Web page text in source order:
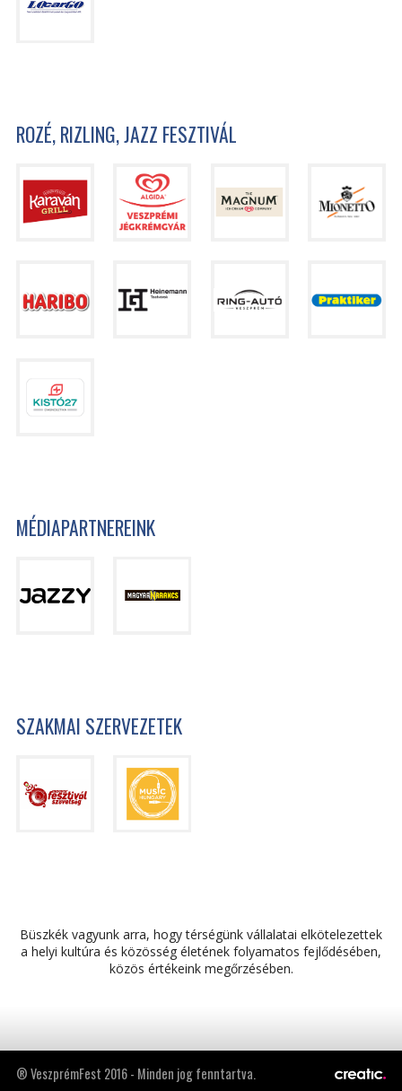
ROZÉ, RIZLING, JAZZ FESZTIVÁL
MÉDIAPARTNEREINK
SZAKMAI SZERVEZETEK
Büszkék vagyunk arra, hogy térségünk vállalatai elkötelezettek
a helyi kultúra és közösség életének folyamatos fejlődésében,
közös értékeink megőrzésében.
® VeszprémFest 2016 - Minden jog fenntartva.